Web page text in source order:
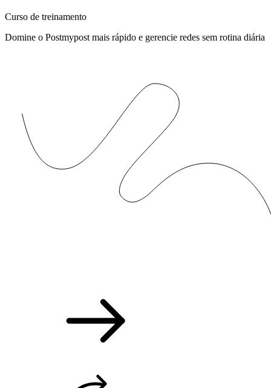
Curso de treinamento
Domine o Postmypost mais rápido e gerencie redes sem rotina diária